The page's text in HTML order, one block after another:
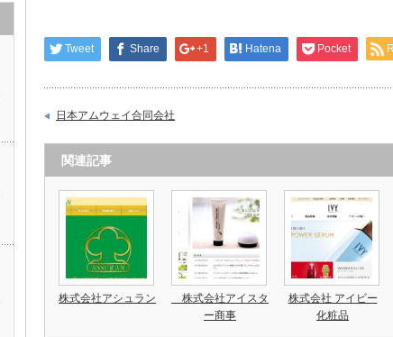
Tweet Share +1 Hatena Pocket
日本アムウェイ合同会社
関連記事
株式会社アシュラン
株式会社アイスタ
ー商事
株式会社 アイビー
化粧品